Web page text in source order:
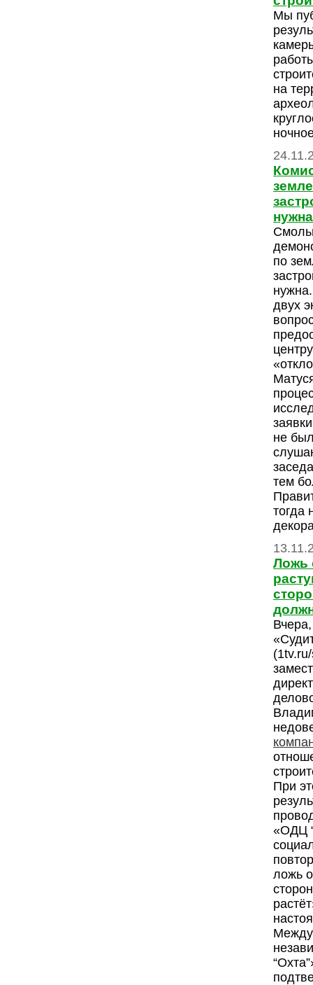
Мы
на
нужна
по
двух
не
тем
тогда
Ложь
При
«ОДЦ
ложь